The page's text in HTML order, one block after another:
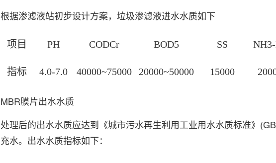
根据渗滤液站初步设计方案，垃圾渗滤液进水水质如下
项目 PH CODCr BOD5 SS
指标 4.0-7.0 40000~75000 20000~50000 15000
MBR膜片出水水质
处理后的出水水质应达到《城市污水再生利用工业用水水质标准》
充水。出水水质指标如下：